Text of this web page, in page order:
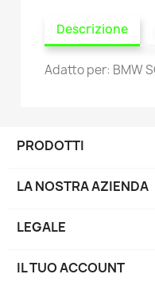
Descrizione
Adatto per: BMW
PRODOTTI
LA NOSTRA AZIENDA
LEGALE
IL TUO ACCOUNT